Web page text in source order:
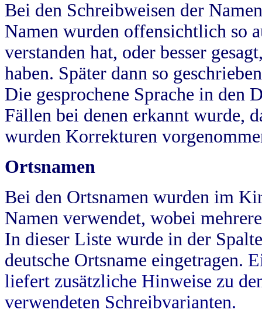
Bei den Schreibweisen der
Namen wurden offensichtlich so
verstanden hat, oder besser
haben. Später dann so
Die gesprochene Sprache in
Fällen bei denen erkannt wurde,
wurden Korrekturen
Ortsnamen
Bei den Ortsnamen wurden im
Namen verwendet, wobei
In dieser Liste wurde in der
deutsche Ortsname eingetragen.
liefert zusätzliche Hinweise zu
verwendeten Schreibvarianten.